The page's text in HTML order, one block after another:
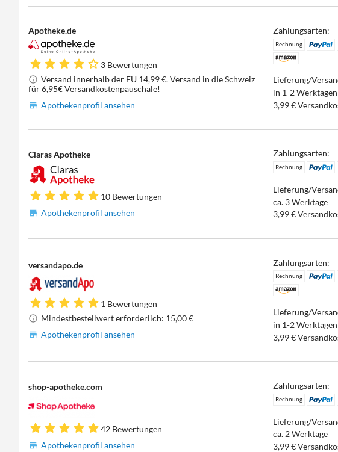
Apotheke.de
3 Bewertungen
Versand innerhalb der EU 14,99 €. Versand in die Schweiz
für 6,95€ Versandkostenpauschale!
Apothekenprofil ansehen
Zahlungsarten:
Rechnung
Lieferung/
in 1-2
3,99 €
Claras Apotheke
10 Bewertungen
Apothekenprofil ansehen
Zahlungsarten:
Rechnung
Lieferung/
ca. 3 Werktage
3,99 €
versandapo.de
1 Bewertungen
Mindestbestellwert erforderlich: 15,00 €
Apothekenprofil ansehen
Zahlungsarten:
Rechnung
Lieferung/
in 1-2
3,99 €
shop-apotheke.com
42 Bewertungen
Apothekenprofil ansehen
Zahlungsarten:
Rechnung
Lieferung/
ca. 2 Werktage
3,99 €